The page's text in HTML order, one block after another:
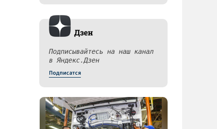
Дзен
Подписывайтесь на наш канал
в Яндекс.Дзен
Подписатся